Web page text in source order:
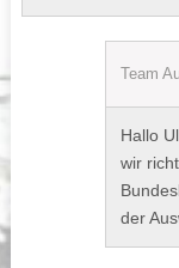
Team
Hallo
wir
der